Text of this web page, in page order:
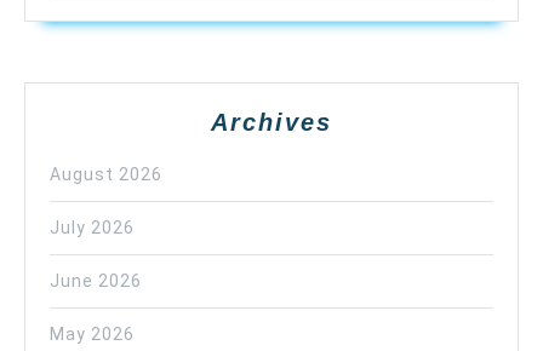
Archives
August 2026
July 2026
June 2026
May 2026